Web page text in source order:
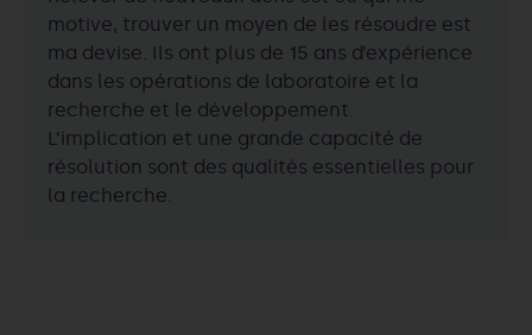
motive, trouver un moyen de les résoudre est
ma devise. Ils ont plus de 15 ans d’expérience
dans les opérations de laboratoire et la
recherche et le développement.
L’implication et une grande capacité de
résolution sont des qualités essentielles pour
la recherche.